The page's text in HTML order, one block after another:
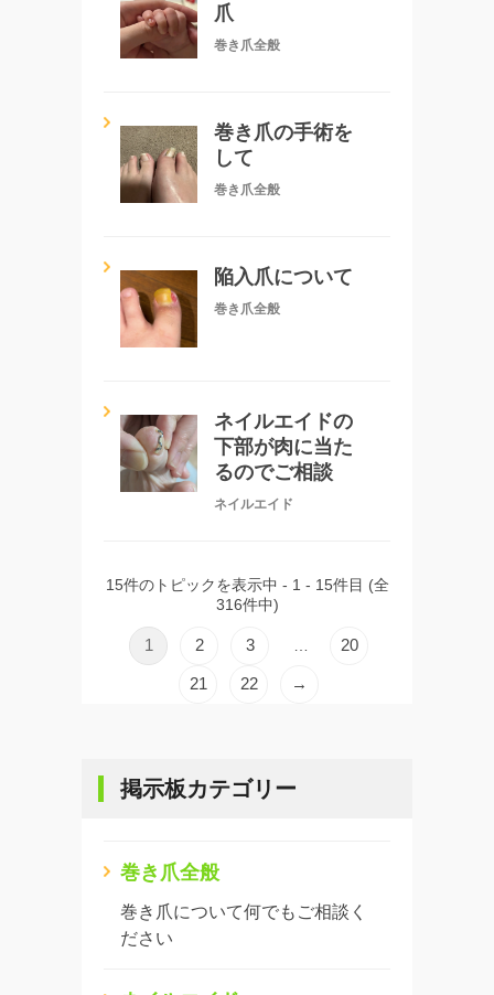
爪
巻き爪全般
巻き爪の手術を
して
巻き爪全般
陥入爪について
巻き爪全般
ネイルエイドの
下部が肉に当た
るのでご相談
ネイルエイド
15件のトピックを表示中 - 1 - 15件目 (全
316件中)
1 2 3 20
21 22 →
掲示板カテゴリー
巻き爪全般
巻き爪について何でもご相談く
ださい